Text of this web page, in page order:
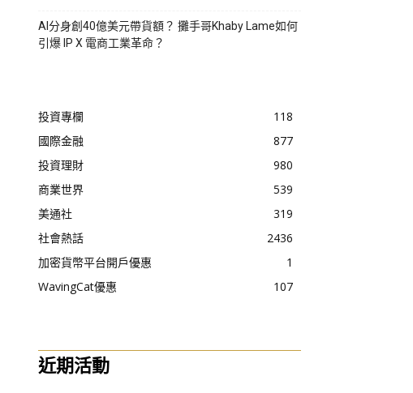
AI分身創40億美元帶貨額？ 攤手哥Khaby Lame如何
引爆 IP X 電商工業革命？
投資專欄
118
國際金融
877
投資理財
980
商業世界
539
美通社
319
社會熱話
2436
加密貨幣平台開戶優惠
1
WavingCat優惠
107
近期活動